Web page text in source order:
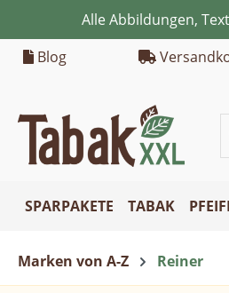
Hauptinhalt springen
Zur Suche springen
Zur Hauptnavigation
Alle Abbildungen,
Blog
SPARPAKETE TABAK
Marken von A-Z Reiner